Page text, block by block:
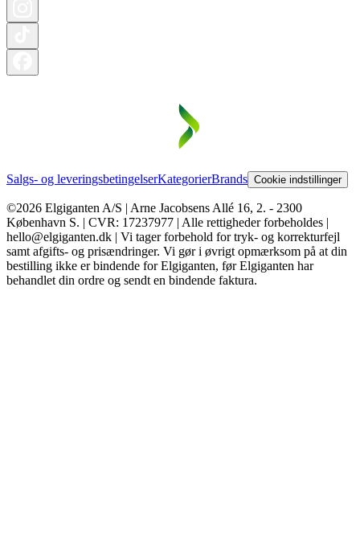
Salgs- og leveringsbetingelserKategorierBrands Cookie indstillinger
©2026 Elgiganten A/S | Arne Jacobsens Allé 16, 2. - 2300
København S. | CVR: 17237977 | Alle rettigheder forbeholdes |
hello@elgiganten.dk | Vi tager forbehold for tryk- og korrekturfejl
samt afgifts- og prisændringer. Vi gør i øvrigt opmærksom på at din
bestilling ikke er bindende for Elgiganten, før Elgiganten har
behandlet din ordre og sendt en bindende faktura.